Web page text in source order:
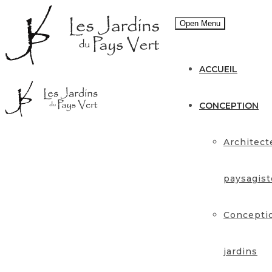
Open Menu
ACCUEIL
CONCEPTION
jardins